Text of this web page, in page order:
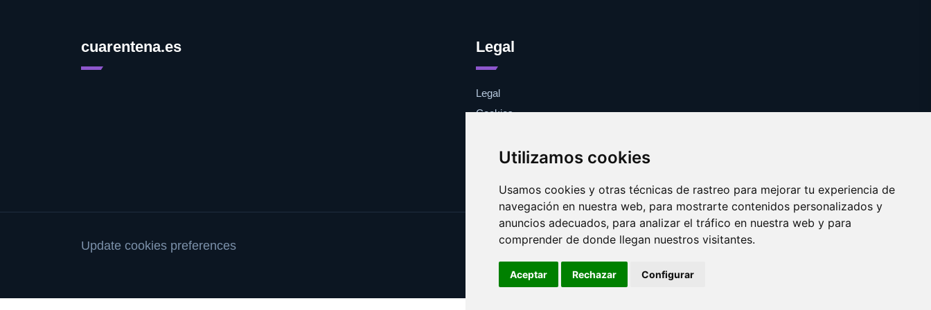
Utilizamos cookies
Usamos cookies y otras técnicas de rastreo para mejorar tu experiencia de
navegación en nuestra web, para mostrarte contenidos personalizados y
anuncios adecuados, para analizar el tráfico en nuestra web y para
comprender de donde llegan nuestros visitantes.
Aceptar Rechazar Configurar
cuarentena.es Legal
Legal
Cookies
Update cookies preferences
Copyright © 2025